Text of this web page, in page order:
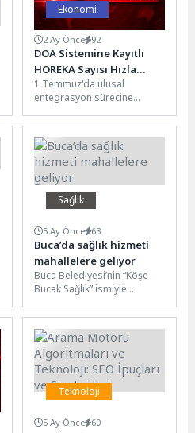
Ekonomi
2 Ay Önce 92
DOA Sistemine Kayıtlı
HOREKA Sayısı Hızla
Artıyor
1 Temmuz'da ulusal
entegrasyon sürecine
Ambalajlar (DOA)
Sisteminde HOREKA (otel,
restoran ve...
Sağlık
5 Ay Önce 63
Buca’da sağlık hizmeti
mahallelere geliyor
Buca Belediyesi’nin “Köşe
Bucak Sağlık” ismiyle
tüm hızıyla devam ediyor.
Çalışmayı Buca’nın...
Teknoloji
5 Ay Önce 60